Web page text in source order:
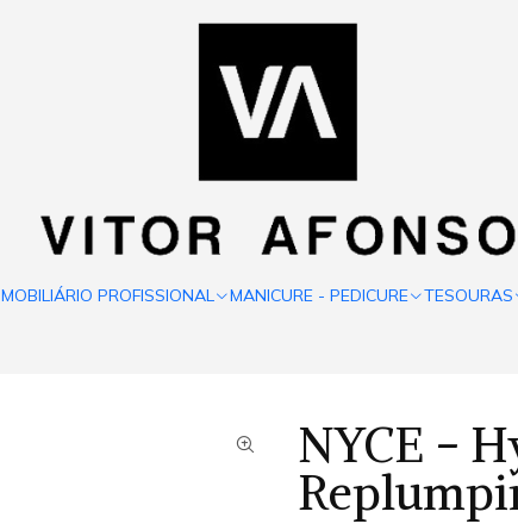
MOBILIÁRIO PROFISSIONAL MANICURE - PEDICURE TESOURAS
NYCE -